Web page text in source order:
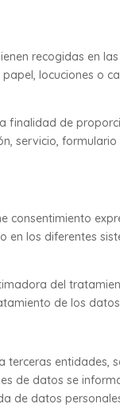
recogidas en
locuciones o
finalidad de
servicio,
consentimiento
en los diferentes
del
de los
terceras entidades,
de datos se
de datos